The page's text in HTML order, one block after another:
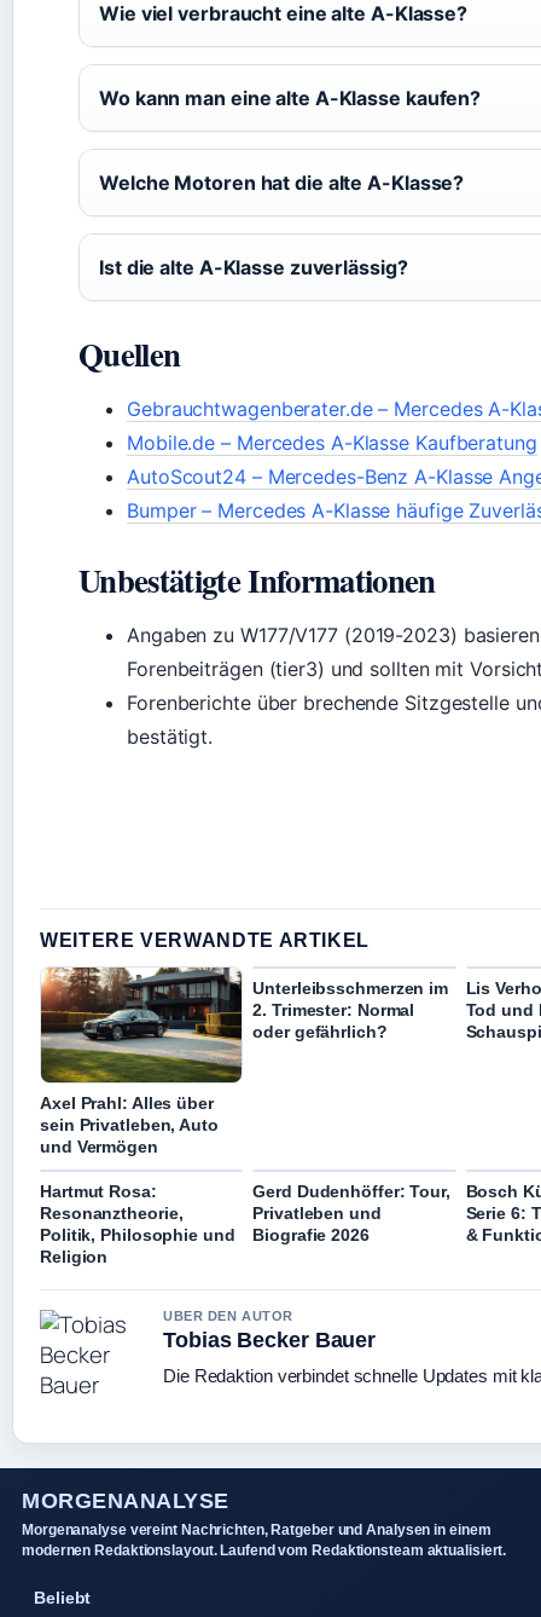
Wie viel verbraucht eine alte A-Klasse?
Wo kann man eine alte A-Klasse kaufen?
Welche Motoren hat die alte A-Klasse?
Ist die alte A-Klasse zuverlässig?
Quellen
Gebrauchtwagenberater.de – Mercedes A-
Mobile.de – Mercedes A-Klasse Kaufberatung
AutoScout24 – Mercedes-Benz A-Klasse
Bumper – Mercedes A-Klasse häufige
Unbestätigte Informationen
Angaben zu W177/V177 (2019-2023)
Forenbeiträgen (tier3) und sollten mit
Forenberichte über brechende Sitzgestelle
bestätigt.
WEITERE VERWANDTE ARTIKEL
Axel Prahl: Alles über
sein Privatleben, Auto
und Vermögen
Unterleibsschmerzen im
2. Trimester: Normal
oder gefährlich?
Lis
Tod und
Hartmut Rosa:
Resonanztheorie,
Politik, Philosophie und
Religion
Gerd Dudenhöffer: Tour,
Privatleben und
Biografie 2026
Bosch
Serie 6:
&
UBER DEN AUTOR
Tobias Becker Bauer
Die Redaktion verbindet schnelle Updates mit
MORGENANALYSE
Morgenanalyse vereint Nachrichten, Ratgeber und Analysen in einem
modernen Redaktionslayout. Laufend vom Redaktionsteam aktualisiert.
Beliebt